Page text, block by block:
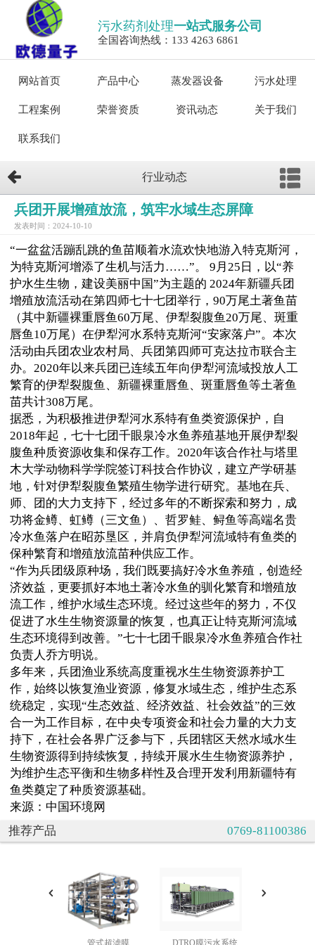
污水药剂处理一站式服务公司
全国咨询热线：133 4263 6861
网站首页 产品中心 蒸发器设备 污水处理
工程案例 荣誉资质 资讯动态 关于我们
联系我们
行业动态
兵团开展增殖放流，筑牢水域生态屏障
发表时间：2024-10-10
“一盆盆活蹦乱跳的鱼苗顺着水流欢快地游入特克斯河，
为特克斯河增添了生机与活力……”。 9月25日，以“养
护水生生物，建设美丽中国”为主题的 2024年新疆兵团
增殖放流活动在第四师七十七团举行，90万尾土著鱼苗
（其中新疆裸重唇鱼60万尾、伊犁裂腹鱼20万尾、斑重
唇鱼10万尾）在伊犁河水系特克斯河“安家落户”。本次
活动由兵团农业农村局、兵团第四师可克达拉市联合主
办。2020年以来兵团已连续五年向伊犁河流域投放人工
繁育的伊犁裂腹鱼、新疆裸重唇鱼、斑重唇鱼等土著鱼
苗共计308万尾。
据悉，为积极推进伊犁河水系特有鱼类资源保护，自
2018年起，七十七团千眼泉冷水鱼养殖基地开展伊犁裂
腹鱼种质资源收集和保存工作。2020年该合作社与塔里
木大学动物科学学院签订科技合作协议，建立产学研基
地，针对伊犁裂腹鱼繁殖生物学进行研究。基地在兵、
师、团的大力支持下，经过多年的不断探索和努力，成
功将金鳟、虹鳟（三文鱼）、哲罗鲑、鲟鱼等高端名贵
冷水鱼落户在昭苏垦区，并肩负伊犁河流域特有鱼类的
保种繁育和增殖放流苗种供应工作。
“作为兵团级原种场，我们既要搞好冷水鱼养殖，创造经
济效益，更要抓好本地土著冷水鱼的驯化繁育和增殖放
流工作，维护水域生态环境。经过这些年的努力，不仅
促进了水生生物资源量的恢复，也真正让特克斯河流域
生态环境得到改善。”七十七团千眼泉冷水鱼养殖合作社
负责人乔方明说。
多年来，兵团渔业系统高度重视水生生物资源养护工
作，始终以恢复渔业资源，修复水域生态，维护生态系
统稳定，实现“生态效益、经济效益、社会效益”的三效
合一为工作目标，在中央专项资金和社会力量的大力支
持下，在社会各界广泛参与下，兵团辖区天然水域水生
生物资源得到持续恢复，持续开展水生生物资源养护，
为维护生态平衡和生物多样性及合理开发利用新疆特有
鱼类奠定了种质资源基础。
来源：中国环境网
推荐产品
0769-81100386
管式超滤膜 DTRO膜污水系统